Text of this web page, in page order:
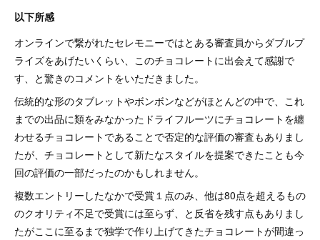
以下所感
オンラインで繋がれたセレモニーではとある審査員からダブルプ
ライズをあげたいくらい、このチョコレートに出会えて感謝で
す、と驚きのコメントをいただきました。
伝統的な形のタブレットやボンボンなどがほとんどの中で、これ
までの出品に類をみなかったドライフルーツにチョコレートを纏
わせるチョコレートであることで否定的な評価の審査もありまし
たが、チョコレートとして新たなスタイルを提案できたことも今
回の評価の一部だったのかもしれません。
複数エントリーしたなかで受賞１点のみ、他は80点を超えるもの
のクオリティ不足で受賞には至らず、と反省を残す点もありまし
たがここに至るまで独学で作り上げてきたチョコレートが間違っ